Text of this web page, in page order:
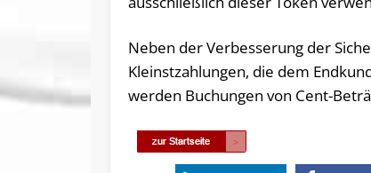
Neben der Verbesserung der
Kleinstzahlungen, die dem
werden Buchungen von Cent-